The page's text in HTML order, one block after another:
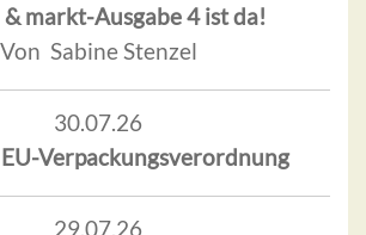
markt-Ausgabe 4 ist da!
Von Sabine Stenzel
30.07.26
Verpackungsverordnung
29.07.26